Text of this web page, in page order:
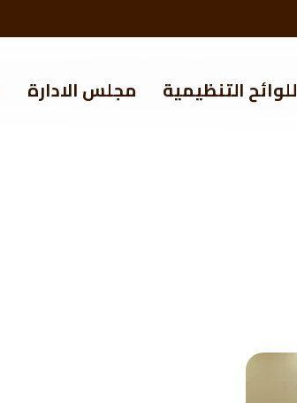
للوائح التنظيمية مجلس الادارة